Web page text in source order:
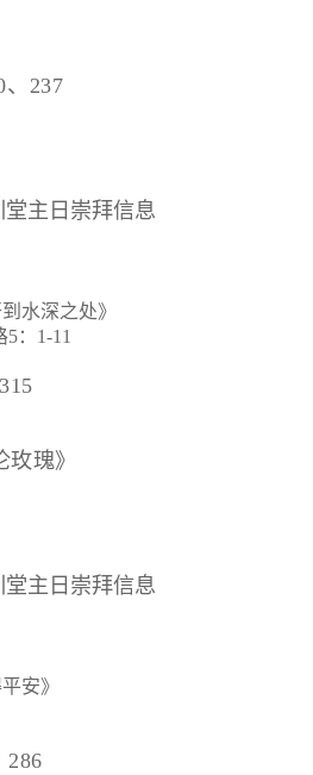
、237
堂主日崇拜信息
水深之处》
：1-11
瑰》
堂主日崇拜信息
安》
286